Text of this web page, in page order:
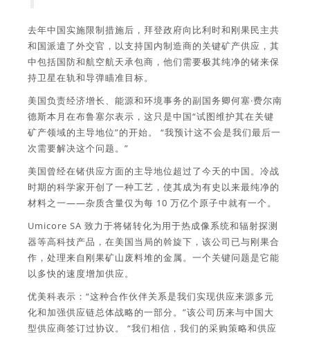
去年中国实施限制措施后，拜登政府向比利时和刚果民主共
和国派遣了外交官，以支持国内制造商的关键矿产供应，其
中包括国防和航空航天承包商，他们需要极其纯净的锗来保
持卫星在轨和导弹瞄准目标。
美国负责经济增长、能源和环境事务的副国务卿何塞·费尔南
德斯本月在布鲁塞尔表示，这只是中国“试图维护其在关键
矿产领域的主导地位”的开始。 “我预计这不会是我们最后一
次需要解决这个问题。”
美国曾经在锗供应方面的主导地位超过了今天的中国。冷战
时期的科学家开创了一种工艺，使其成为有史以来最纯净的
材料之一——杂质含量仅为每 10 万亿个原子中就有一个。
Umicore SA 致力于将锗转化为用于热成像系统和辐射探测
器等高科技产品，在美国当局的斡旋下，该公司已与刚果合
作，处理来自刚果矿山废料堆的金属。一个关键问题是它能
以多快的速度增加供应。
优美科表示：“这种合作伙伴关系是我们实现供应来源多元
化和加强供应链总体战略的一部分。”该公司历来与中国大
型供应商签订过协议。 “我们相信，我们的采购策略和供应